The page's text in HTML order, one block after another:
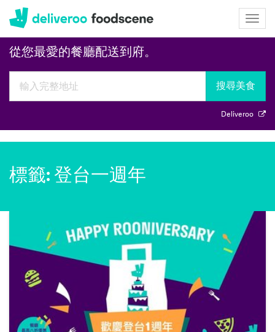
Deliveroo
標籤: 登台一週年
從您最愛的餐廳配送到府。
搜尋美食
Deliveroo